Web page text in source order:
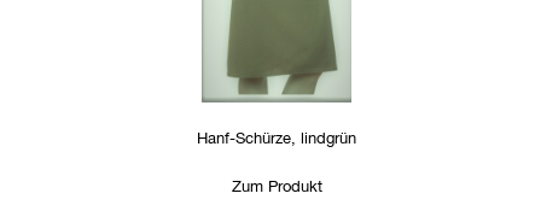
Hanf-Schürze, lindgrün
Zum Produkt